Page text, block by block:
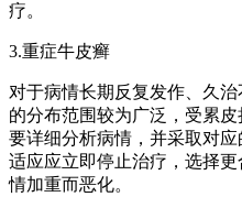
疗。
3.重症牛皮癣
对于病情长期反复发作、久
的分布范围较为广泛，受累
要详细分析病情，并采取对
适应应立即停止治疗，选择
情加重而恶化。